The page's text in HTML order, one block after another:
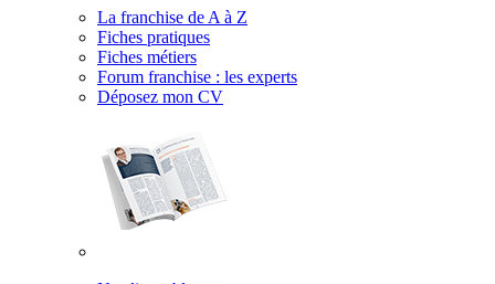
La franchise de A à Z
Fiches pratiques
Fiches métiers
Forum franchise : les experts
Déposez mon CV